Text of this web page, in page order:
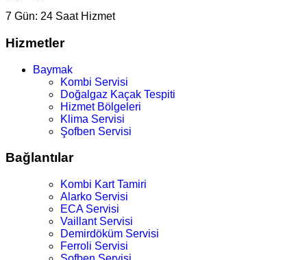
7 Gün: 24 Saat Hizmet
Hizmetler
Baymak
Kombi Servisi
Doğalgaz Kaçak Tespiti
Hizmet Bölgeleri
Klima Servisi
Şofben Servisi
Bağlantılar
Kombi Kart Tamiri
Alarko Servisi
ECA Servisi
Vaillant Servisi
Demirdöküm Servisi
Ferroli Servisi